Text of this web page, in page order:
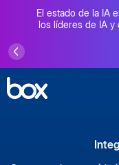
El estado de la IA
los líderes de IA y